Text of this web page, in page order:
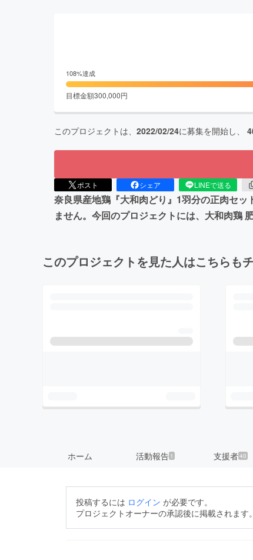
108%達成
目標金額300,000円
このプロジェクトは、 2022/02/24に募集を開始し、
ポスト シェア LINEで送る
奈良県産地鶏『大和肉どり』1羽分の正肉セ
ません。今回のプロジェクトには、大和肉鶏
このプロジェクトを見た人はこちらも
ホーム 活動報告 1 支援者40
投稿するには ログイン が必要です。
プロジェクトオーナーの承認後に掲載されます